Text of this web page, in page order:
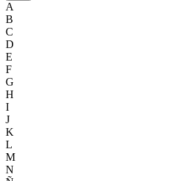
A
B
C
D
E
F
G
H
I
J
K
L
M
N